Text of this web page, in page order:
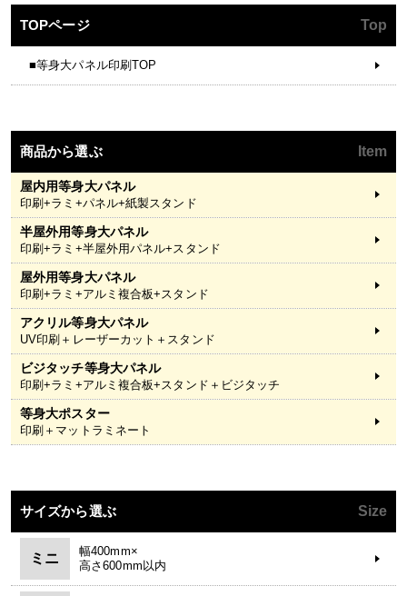
TOPページ Top
■等身大パネル印刷TOP
商品から選ぶ Item
屋内用等身大パネル
印刷+ラミ+パネル+紙製スタンド
半屋外用等身大パネル
印刷+ラミ+半屋外用パネル+スタンド
屋外用等身大パネル
印刷+ラミ+アルミ複合板+スタンド
アクリル等身大パネル
UV印刷＋レーザーカット＋スタンド
ビジタッチ等身大パネル
印刷+ラミ+アルミ複合板+スタンド＋ビジタッチ
等身大ポスター
印刷＋マットラミネート
サイズから選ぶ Size
ミニ
幅400mm×
高さ600mm以内